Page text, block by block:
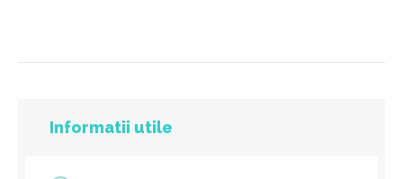
Informatii utile